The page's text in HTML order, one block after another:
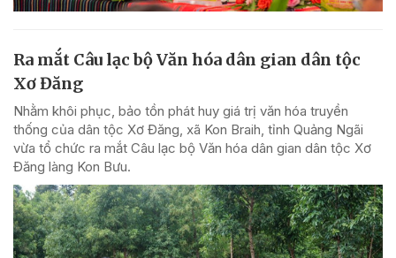
Ra mắt Câu lạc bộ Văn hóa dân gian dân tộc
Xơ Đăng
Nhằm khôi phục, bảo tồn phát huy giá trị văn hóa truyền
thống của dân tộc Xơ Đăng, xã Kon Braih, tỉnh Quảng Ngãi
vừa tổ chức ra mắt Câu lạc bộ Văn hóa dân gian dân tộc Xơ
Đăng làng Kon Bưu.